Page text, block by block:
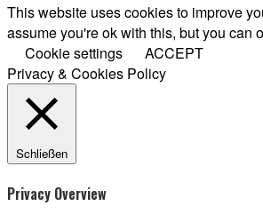
This website uses cookies to improve
assume you're ok with this, but you can
Cookie settings
ACCEPT
Privacy & Cookies Policy
Schließen
Privacy Overview